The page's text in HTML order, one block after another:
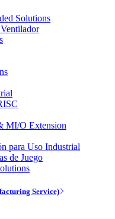
Solutions
MI/O Extension
para Uso Industrial
de Juego
Service)